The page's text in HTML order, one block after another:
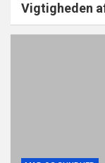
Vigtigheden